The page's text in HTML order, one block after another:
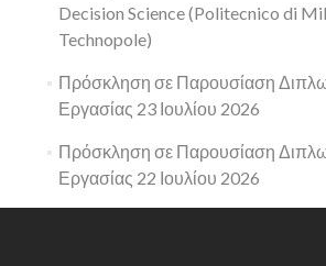
Decision Science (Politecnico di
Technopole)
Πρόσκληση σε Παρουσίαση
Εργασίας 23 Ιουλίου 2026
Πρόσκληση σε Παρουσίαση
Εργασίας 22 Ιουλίου 2026